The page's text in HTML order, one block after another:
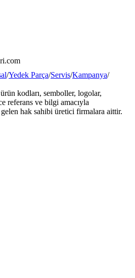
/Yedek Parça/Servis/Kampanya/
kodları, semboller, logolar,
referans ve bilgi amacıyla
hak sahibi üretici firmalara aittir.